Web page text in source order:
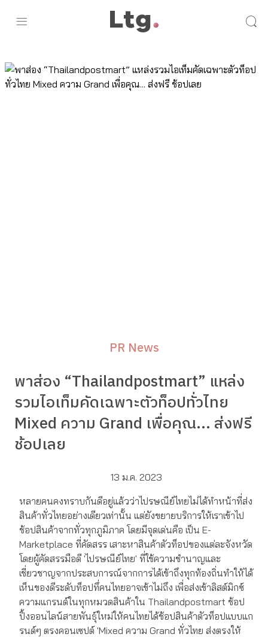
PR News
พาส่อง “Thailandpostmart” แหล่ง
รวมไอเท็มคัดเฉพาะตัวท็อปทั่วไทย
Mixed ความ Grand เพื่อคุณ... ส่งฟรี
ช้อปเลย
13 ม.ค. 2023
หลายคนคงทราบกันดีอยู่แล้วว่าไปรษณีย์ไทยไม่ได้ทำหน้าที่ส่ง
สินค้าทั่วไทยอย่างเดียวเท่านั้น แต่ยังขยายบริการให้เราเข้าไป
ช้อปสินค้าจากทั่วทุกภูมิภาค โดยมีจุดเด่นคือ เป็น E-
Marketplace ที่คัดสรร เสาะหาสินค้าตัวท็อปของแต่ละจังหวัด
โดยผู้คัดสรรมือดี 'ไปรษณีย์ไทย' ที่ใช้ความชำนาญและ
เชี่ยวชาญจากประสบการณ์จากการได้เข้าถึงทุกท้องถิ่นทำให้ได้
เห็นของดีระดับท็อปทึ่คนไทยอาจเข้าไม่ถึง เพื่อส่งเข้าลิสต์มิกซ์
ความแกรนด์ในทุกหมวดสินค้าใน Thailandpostmart ช้อป
ปิ้งออนไลน์สายพันธุ์ใหม่ให้คนไทยได้ช้อปสินค้าตัวท็อปแบบแก
รนด์ๆ ตรงคอนเซปต์ 'Mixed ความ Grand ทั่วไทย ส่งตรงให้